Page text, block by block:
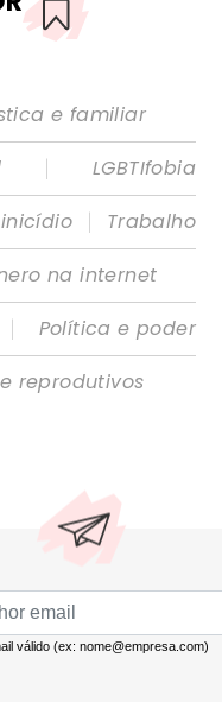
e familiar
|
LGBTIfobia
|
Trabalho
na internet
|
Política e poder
reprodutivos